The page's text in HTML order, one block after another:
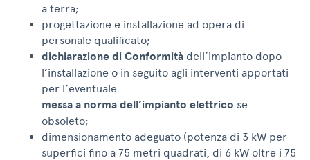
a terra;
progettazione e installazione ad opera di
personale qualificato;
dichiarazione di Conformità dell’impianto dopo
l’installazione o in seguito agli interventi apportati
per l’eventuale
messa a norma dell’impianto elettrico se
obsoleto;
dimensionamento adeguato (potenza di 3 kW per
superfici fino a 75 metri quadrati, di 6 kW oltre i 75